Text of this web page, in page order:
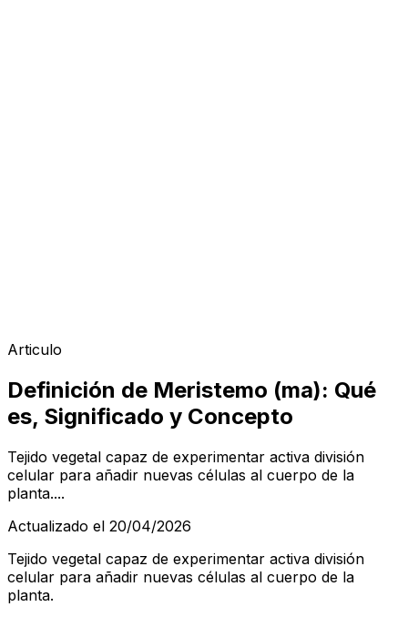
Articulo
Definición de Meristemo (ma): Qué
es, Significado y Concepto
Tejido vegetal capaz de experimentar activa división
celular para añadir nuevas células al cuerpo de la
planta....
Actualizado el 20/04/2026
Tejido vegetal capaz de experimentar activa división
celular para añadir nuevas células al cuerpo de la
planta.